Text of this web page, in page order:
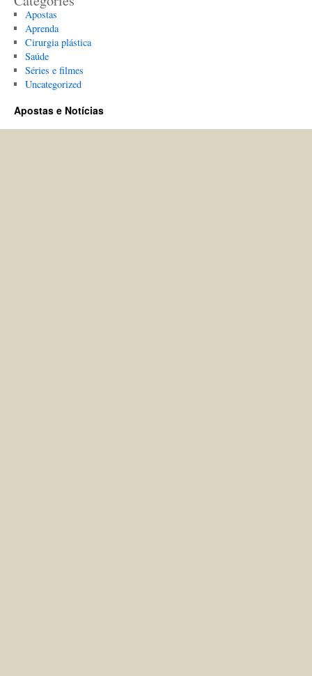
Apostas
Aprenda
Cirurgia plástica
Saúde
Séries e filmes
Uncategorized
Apostas e Notícias